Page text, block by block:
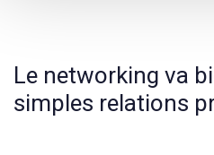
Le networking va
simples relations